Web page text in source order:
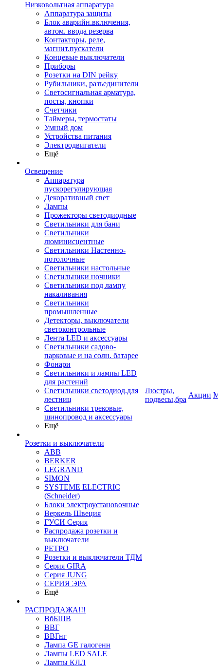
Низковольтная аппаратура
Аппаратура защиты
Блок аварийн.включения,
автом. ввода резерва
Контакторы, реле,
магнит.пускатели
Концевые выключатели
Приборы
Розетки на DIN рейку
Рубильники, разъединители
Светосигнальная арматура,
посты, кнопки
Счетчики
Таймеры, термостаты
Умный дом
Устройства питания
Электродвигатели
Ещё
Освещение
Аппаратура
пускорегулирующая
Декоративный свет
Лампы
Прожекторы светодиодные
Светильники для бани
Светильники
люминисцентные
Светильники Настенно-
потолочные
Светильники настольные
Светильники ночники
Светильники под лампу
накаливания
Светильники
промышленные
Детекторы, выключатели
светоконтрольные
Лента LED и аксессуары
Светильники садово-
парковые и на солн. батарее
Фонари
Светильники и лампы LED
для растений
Светильники светодиод.для
лестниц
Светильники трековые,
шинопровод и аксессуары
Ещё
Розетки и выключатели
ABB
BERKER
LEGRAND
SIMON
SYSTEME ELECTRIC
(Schneider)
Блоки электроустановочные
Веркель Швеция
ГУСИ Серия
Распродажа розетки и
выключатели
РЕТРО
Розетки и выключатели ТДМ
Серия GIRA
Серия JUNG
СЕРИЯ ЭРА
Ещё
РАСПРОДАЖА!!!
ВбБШВ
ВВГ
ВВГнг
Лампа GE галогенн
Лампы LED SALE
Лампы КЛЛ
Люстры,
подвесы,бра
Акции